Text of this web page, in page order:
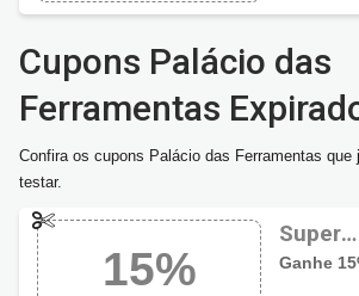
Cupons Palácio das
Ferramentas
Confira os cupons Palácio das Ferramentas que
testar.
15%
Super